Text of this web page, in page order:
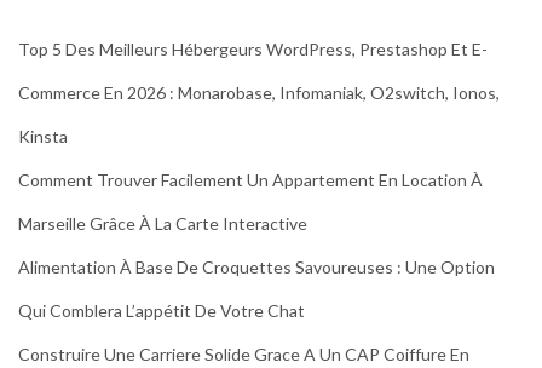
Top 5 Des Meilleurs Hébergeurs WordPress, Prestashop Et E-
Commerce En 2026 : Monarobase, Infomaniak, O2switch, Ionos,
Kinsta
Comment Trouver Facilement Un Appartement En Location À
Marseille Grâce À La Carte Interactive
Alimentation À Base De Croquettes Savoureuses : Une Option
Qui Comblera L’appétit De Votre Chat
Construire Une Carriere Solide Grace A Un CAP Coiffure En